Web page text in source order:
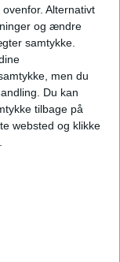
Alternativt
og ændre
samtykke.
men du
Du kan
tilbage på
websted og klikke